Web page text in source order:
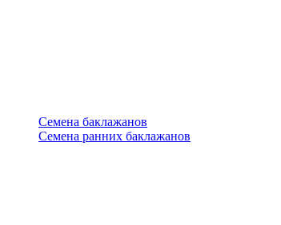
Семена баклажанов
Семена ранних баклажанов